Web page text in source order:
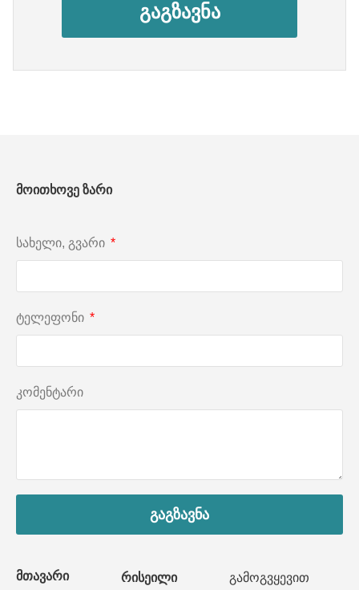
გაგზავნა
მთავარი რისეილი გამოგვყევით
მოითხოვე ზარი
სახელი, გვარი
ტელეფონი
კომენტარი
გაგზავნა